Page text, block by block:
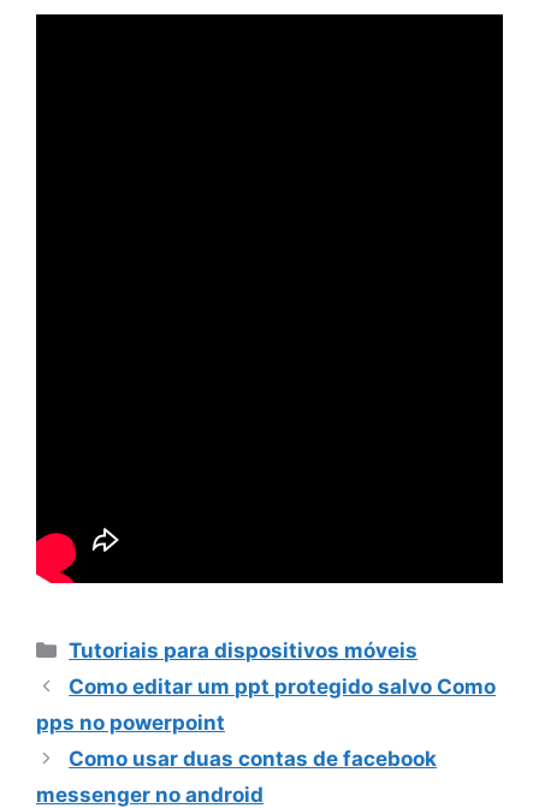
Categorias
Tutoriais para dispositivos móveis
Como editar um ppt protegido salvo Como
pps no powerpoint
Como usar duas contas de facebook
messenger no android